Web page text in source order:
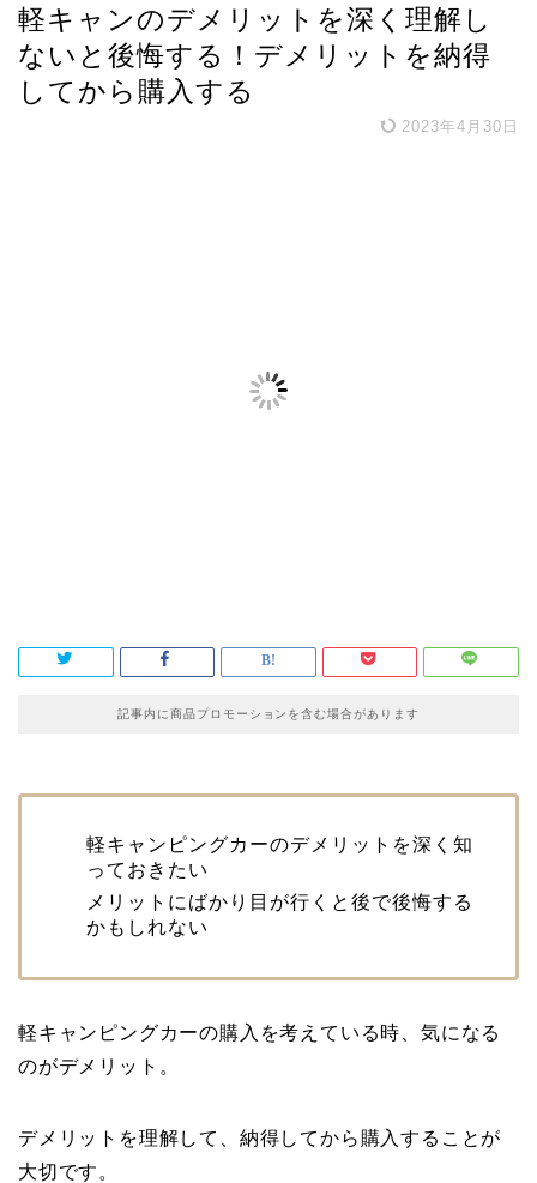
軽キャンのデメリットを深く理解し
ないと後悔する！デメリットを納得
してから購入する
2023年4月30日
記事内に商品プロモーションを含む場合があります
軽キャンピングカーのデメリットを深く知
っておきたい
メリットにばかり目が行くと後で後悔する
かもしれない
軽キャンピングカーの購入を考えている時、気になる
のがデメリット。
デメリットを理解して、納得してから購入することが
大切です。